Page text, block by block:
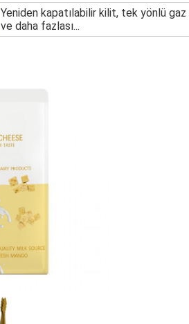
Yeniden kapatılabilir kilit, tek yönlü
ve daha fazlası...